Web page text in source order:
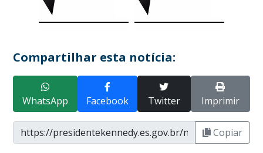
Compartilhar esta notícia:
WhatsApp Facebook Twitter Imprimir
Copiar